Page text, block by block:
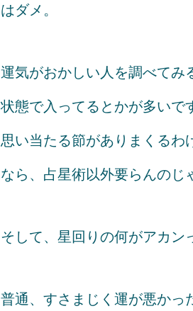
はダメ。
運気がおかしい人を調べてみ
状態で入ってるとかが多いで
思い当たる節がありまくるわ
なら、占星術以外要らんのじ
そして、星回りの何がアカン
普通、すさまじく運が悪かっ